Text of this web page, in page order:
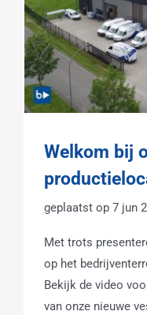
Welkom bij
7 jun
Met trots
op het
Bekijk de video
van onze nieuwe